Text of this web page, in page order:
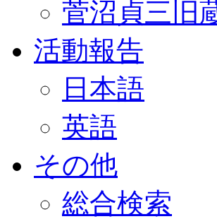
菅沼貞三旧
活動報告
日本語
英語
その他
総合検索